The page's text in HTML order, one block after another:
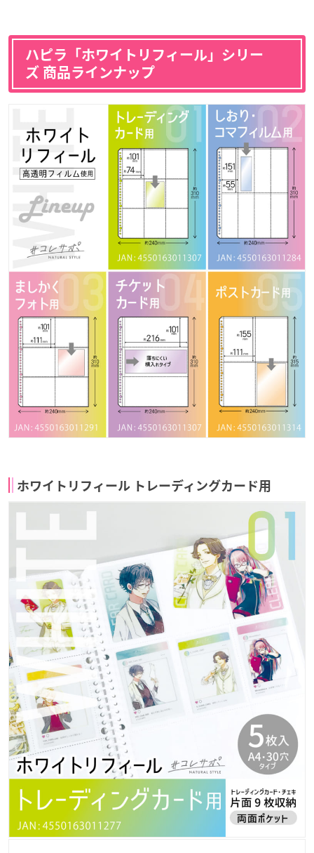
ハピラ「ホワイトリフィール」シリー
ズ 商品ラインナップ
ホワイトリフィール トレーディングカード用